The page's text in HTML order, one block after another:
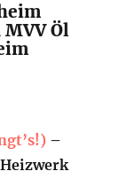
Öl
–